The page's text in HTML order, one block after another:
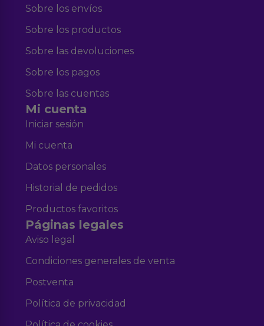
Sobre los envíos
Sobre los productos
Sobre las devoluciones
Sobre los pagos
Sobre las cuentas
Mi cuenta
Iniciar sesión
Mi cuenta
Datos personales
Historial de pedidos
Productos favoritos
Páginas legales
Aviso legal
Condiciones generales de venta
Postventa
Política de privacidad